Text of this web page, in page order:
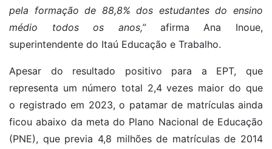
pela formação de 88,8% dos estudantes do ensino
médio todos os anos,” afirma Ana Inoue,
superintendente do Itaú Educação e Trabalho.
Apesar do resultado positivo para a EPT, que
representa um número total 2,4 vezes maior do que
o registrado em 2023, o patamar de matrículas ainda
ficou abaixo da meta do Plano Nacional de Educação
(PNE), que previa 4,8 milhões de matrículas de 2014